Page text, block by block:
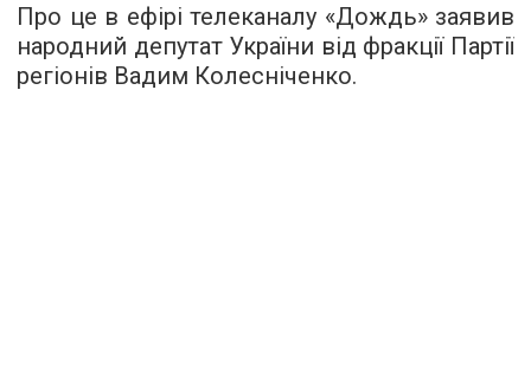
Про це в ефірі телеканалу «Дождь» заявив
народний депутат України від фракції Партії
регіонів Вадим Колесніченко.